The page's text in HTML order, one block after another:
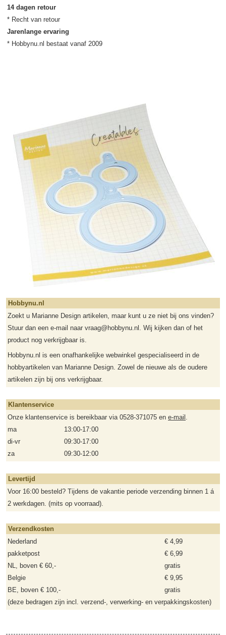
14 dagen retour
Jarenlange ervaring
* Hobbynu.nl bestaat vanaf 2009
Hobbynu.nl
Zoekt u Marianne Design artikelen, maar kunt u ze niet bij ons vinden?
Stuur dan een e-mail naar vraag@hobbynu.nl. Wij kijken dan of het
product nog verkrijgbaar is.
Hobbynu.nl is een onafhankelijke webwinkel gespecialiseerd in de
hobbyartikelen van Marianne Design. Zowel de nieuwe als de oudere
artikelen zijn bij ons verkrijgbaar.
Klantenservice
Onze klantenservice is bereikbaar via 0528-371075 en e-mail .
ma
13:00-17:00
di-vr
09:30-17:00
za
09:30-12:00
Levertijd
Voor 16:00 besteld? Tijdens de vakantie periode verzending binnen 1 á
2 werkdagen. (mits op voorraad).
Verzendkosten
Nederland
€ 4,99
pakketpost
€ 6,99
NL, boven € 60,-
gratis
Belgie
€ 9,95
BE, boven € 100,-
gratis
(deze bedragen zijn incl. verzend-, verwerking- en verpakkingskosten)